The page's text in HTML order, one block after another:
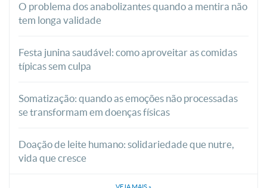
O problema dos anabolizantes quando a mentira não
tem longa validade
Festa junina saudável: como aproveitar as comidas
típicas sem culpa
Somatização: quando as emoções não processadas
se transformam em doenças físicas
Doação de leite humano: solidariedade que nutre,
vida que cresce